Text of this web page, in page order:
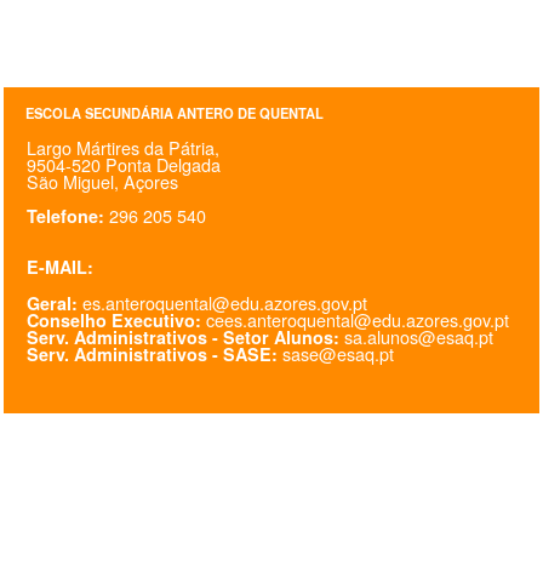
Clubes Escolares
Matrículas
FORmaESAQ
@parlamentodosjovens_esaq
@esaq.erasmus
ESCOLA SECUNDÁRIA ANTERO DE QUENTAL
Largo Mártires da Pátria,
9504-520 Ponta Delgada
São Miguel, Açores
Telefone: 296 205 540
E-MAIL:
Geral: es.anteroquental@edu.azores.gov.pt
Conselho Executivo: cees.anteroquental@edu.azores.gov.pt
Serv. Administrativos - Setor Alunos: sa.alunos@esaq.pt
Serv. Administrativos - SASE: sase@esaq.pt